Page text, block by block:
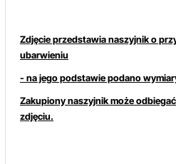
Zdjęcie przedstawia naszyjnik o
ubarwieniu
- na jego podstawie podano
Zakupiony naszyjnik może
zdjęciu.